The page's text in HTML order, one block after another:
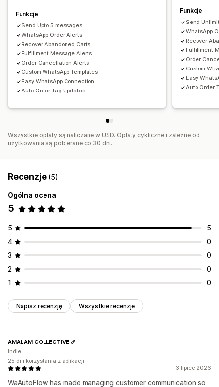
Dostosowanie
Kolor i czcionka
Emotikony i naklejki
Godziny pracy Wiadomości powitalne
Przyciski czatu
Oznaczanie
Przypisanie czatu
Awatar agenta
Niestandardowe przepływy pracy
Funkcje
Send Upto 5 messages
WhatsApp Order Alerts
Recover Abandoned Carts
Fulfillment Message Alerts
Order Cancellation Alerts
Custom WhatsApp Templates
Easy WhatsApp Connection
Auto Order Tag Updates
Funkcje
Send
WhatsApp
Recover
Fulfillment
Order
Custom
Easy
Auto Order
Wszystkie opłaty są naliczane w USD. Opłaty cykliczne i zależne od
użytkowania są pobierane co 30 dni.
Recenzje (5)
Ogólna ocena
5
5
5
4
0
3
0
2
0
1
0
Napisz recenzję Wszystkie recenzje
3 lipiec 2026
WaAutoFlow has made managing customer communication so
AMALAM COLLECTIVE
Indie
25 dni korzystania z aplikacji